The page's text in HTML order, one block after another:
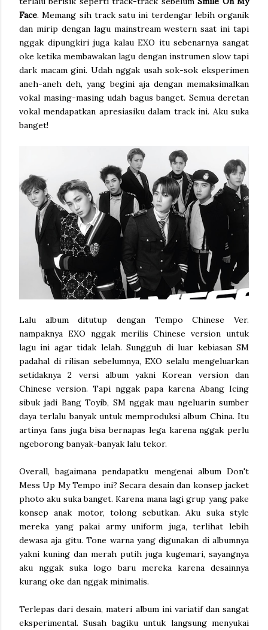
Face. Memang sih track satu ini terdengar lebih organik
dan mirip dengan lagu mainstream western saat ini tapi
nggak dipungkiri juga kalau EXO itu sebenarnya sangat
oke ketika membawakan lagu dengan instrumen slow tapi
dark macam gini. Udah nggak usah sok-sok eksperimen
aneh-aneh deh, yang begini aja dengan memaksimalkan
vokal masing-masing udah bagus banget. Semua deretan
vokal mendapatkan apresiasiku dalam track ini. Aku suka
banget!
Lalu album ditutup dengan Tempo Chinese Ver.
nampaknya EXO nggak merilis Chinese version untuk
lagu ini agar tidak lelah. Sungguh di luar kebiasan SM
padahal di rilisan sebelumnya, EXO selalu mengeluarkan
setidaknya 2 versi album yakni Korean version dan
Chinese version. Tapi nggak papa karena Abang Icing
sibuk jadi Bang Toyib, SM nggak mau ngeluarin sumber
daya terlalu banyak untuk memproduksi album China. Itu
artinya fans juga bisa bernapas lega karena nggak perlu
ngeborong banyak-banyak lalu tekor.
Overall, bagaimana pendapatku mengenai album Don't
Mess Up My Tempo ini? Secara desain dan konsep jacket
photo aku suka banget. Karena mana lagi grup yang pake
konsep anak motor, tolong sebutkan. Aku suka style
mereka yang pakai army uniform juga, terlihat lebih
dewasa aja gitu. Tone warna yang digunakan di albumnya
yakni kuning dan merah putih juga kugemari, sayangnya
aku nggak suka logo baru mereka karena desainnya
kurang oke dan nggak minimalis.
Terlepas dari desain, materi album ini variatif dan sangat
eksperimental. Susah bagiku untuk langsung menyukai